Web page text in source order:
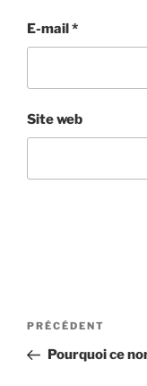
E-mail*
Site web
Navigation
l’article
Article
précédent
PRÉCÉDENT
Pourquoi ce